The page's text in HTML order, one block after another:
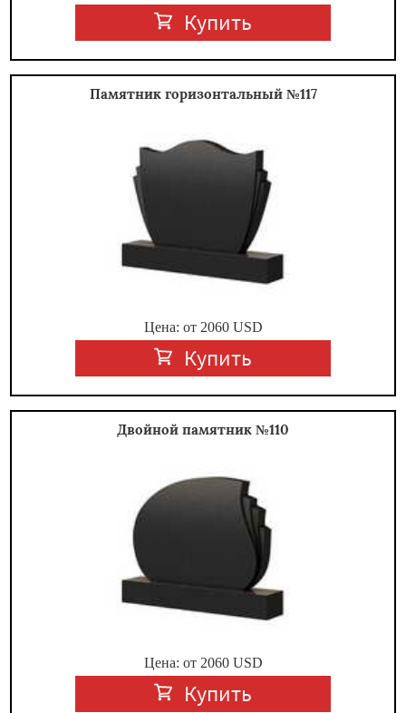
Купить
Памятник горизонтальный №117
Цена: от 2060USD
Купить
Двойной памятник №110
Цена: от 2060USD
Купить